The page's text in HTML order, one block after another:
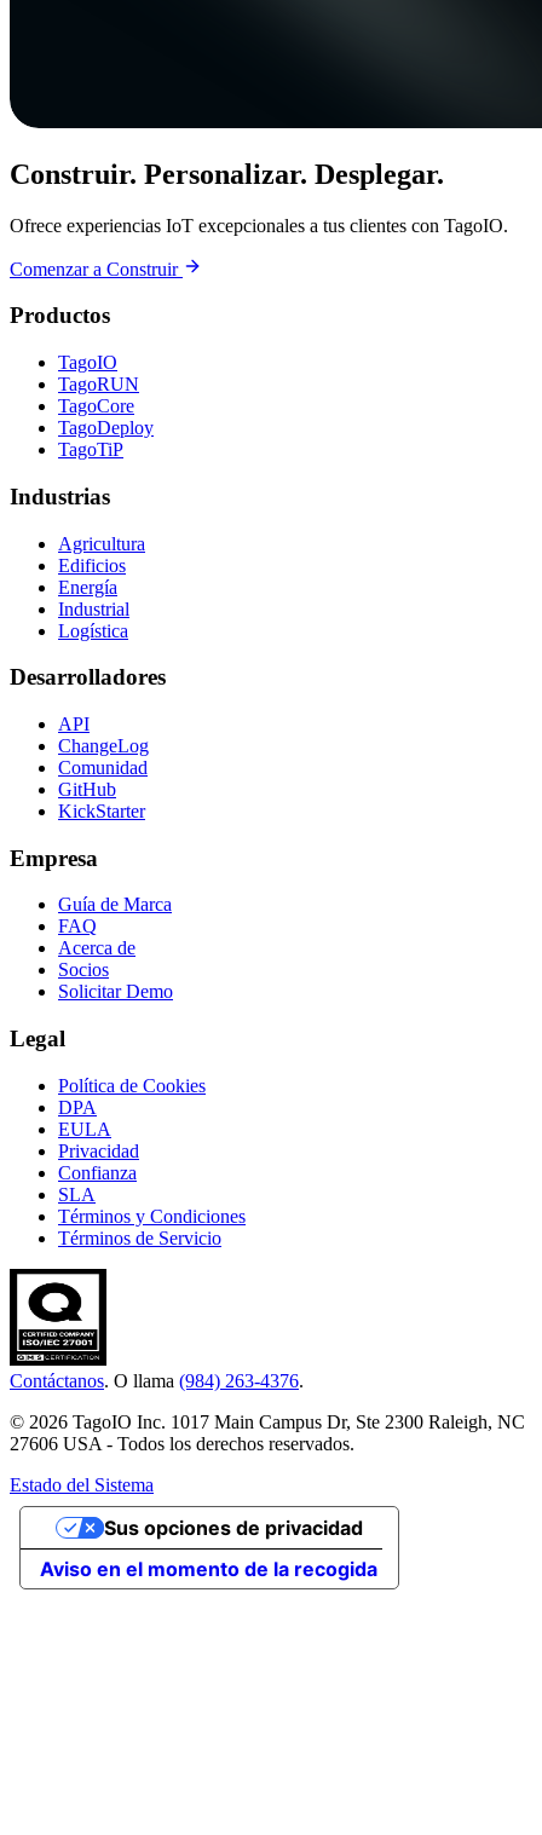
Construir. Personalizar. Desplegar.
Ofrece experiencias IoT excepcionales a tus clientes con TagoIO.
Comenzar a Construir
Productos
TagoIO
TagoRUN
TagoCore
TagoDeploy
TagoTiP
Industrias
Agricultura
Edificios
Energía
Industrial
Logística
Desarrolladores
API
ChangeLog
Comunidad
GitHub
KickStarter
Empresa
Guía de Marca
FAQ
Acerca de
Socios
Solicitar Demo
Legal
Política de Cookies
DPA
EULA
Privacidad
Confianza
SLA
Términos y Condiciones
Términos de Servicio
Contáctanos. O llama (984) 263-4376.
© 2026 TagoIO Inc. 1017 Main Campus Dr, Ste 2300 Raleigh, NC
27606 USA - Todos los derechos reservados.
Estado del Sistema
Aviso en el momento de la recogida
Sus opciones de privacidad